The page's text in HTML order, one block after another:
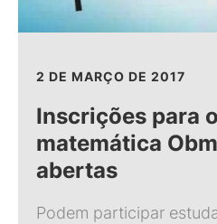
2 DE MARÇO DE 2017
Inscrições para
matemática
abertas
Podem participar